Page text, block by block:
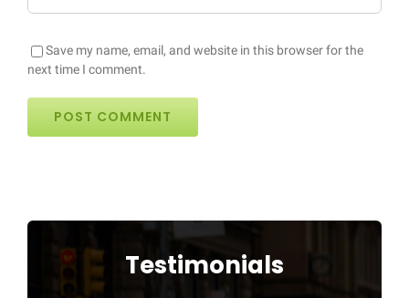
Save my name, email, and website in this browser for the
next time I comment.
Testimonials